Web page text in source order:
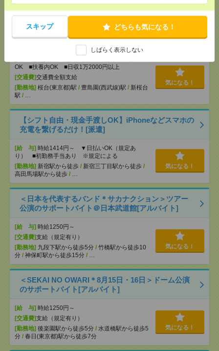
スキップ どちらも気になる！
しばらく表示しない
説明会参加で全員に【現金2千円相当プレゼント】生
活のお手伝い[派遣]
OK ■扶養内OK ■日収1万2000円以上
[交通費]交通費全額支給
[勤務地] 桜台(東京都)駅 / 豊島園(西武線)駅 / 新桜台
駅 / …
気になる！
【シフト自由・現金手渡しOK】iPhoneなどスマホの
充電を繋げるだけ！[派遣]
[給 与] 時給1414円～ ▼日払いOK（規定あ
り） ■初勤務手当あり ※規定による
[勤務地] 新宿駅から徒歩 / 新宿三丁目駅から徒歩 /
高田馬場駅から徒歩 / …
気になる！
＜日本を代表するバンド＊サカナクション＞ツアー
公演のサポートバイト＠日本武道館[アルバイト]
[給 与] 時給1250円～
[交通費]支給（規定有り）
[勤務地] 九段下駅から徒歩5分 / 竹橋駅から徒歩10
分 / 神保町駅から徒歩15分 / …
気になる！
＜SEKAI NO OWARI＊8月15日・16日＞ドーム公演
のサポートバイト[アルバイト]
[給 与] 時給1250円～
[交通費]支給（規定有り）
[勤務地] 後楽園駅から徒歩5分 / 水道橋駅から徒歩5
分 / 春日(東京都)駅から徒歩7分
気になる！